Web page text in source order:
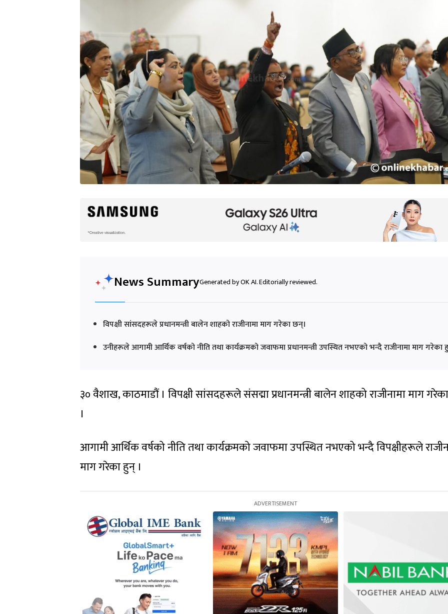
News SummaryGenerated by OK AI. Editorially reviewed.
विपक्षी सांसदहरूले प्रधानमन्त्री बालेन शाहको राजीनामा माग गरेका छन्।
उनीहरूले आगामी आर्थिक वर्षको नीति तथा कार्यक्रमको जवाफमा प्रधानमन्त्री उपस्थित नभएको भन्दै राजीनामा माग गरेका
३० वैशाख, काठमाडौं । विपक्षी सांसदहरूले संसद्मा प्रधानमन्त्री बालेन शाहको राजीनामा माग
।
आगामी आर्थिक वर्षको नीति तथा कार्यक्रमको जवाफमा उपस्थित नभएको भन्दै विपक्षीहरूले
माग गरेका हुन् ।